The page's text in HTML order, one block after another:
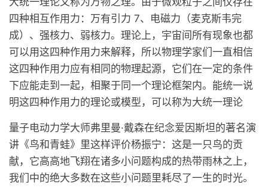
四种相互作用力：万有引力 7、电磁力（麦克斯韦完
成）、强核力、弱核力。理论上，宇宙间所有现象也都
可以用这四种作用力来解释，所以物理学家们一直相信
这四种作用力应有相同的物理起源，它们在一定的条件
下应能走到一起，相聚于同一个理论框架内。能统一说
明这四种作用力的理论或模型，可以称为大统一理论
量子电动力学大师弗里曼·戴森在纪念爱因斯坦的著名演
讲《鸟和青蛙》里这样评价杨振宁：这是一只鸟的贡
献，它高高地飞翔在诸多小问题构成的热带雨林之上，
我们中的绝大多数在这些小问题里耗尽了一生的时光。